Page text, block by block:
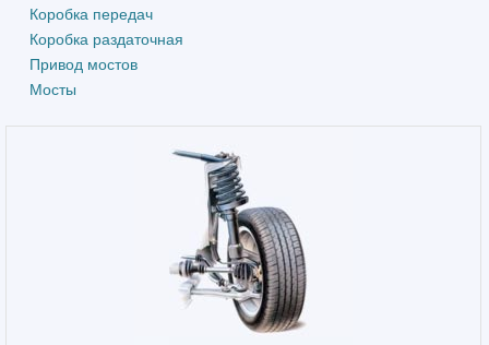
Коробка передач
Коробка раздаточная
Привод мостов
Мосты